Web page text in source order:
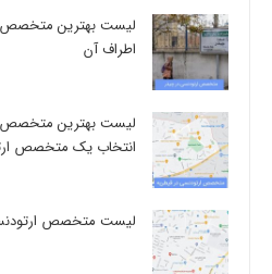
لیست بهترین متخصص
اطراف آن
لیست بهترین متخصص
انتخاب یک متخصص
لیست متخصص